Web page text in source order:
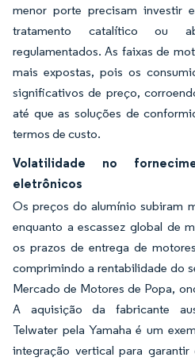
menor porte precisam investir
tratamento catalítico ou
regulamentados. As faixas de
mais expostas, pois os
significativos de preço,
até que as soluções de
termos de custo.
Volatilidade no
eletrônicos
Os preços do alumínio subiram
enquanto a escassez global de
os prazos de entrega de
comprimindo a rentabilidade do
Mercado de Motores de Popa,
A aquisição da fabricante
Telwater pela Yamaha é um
integração vertical para